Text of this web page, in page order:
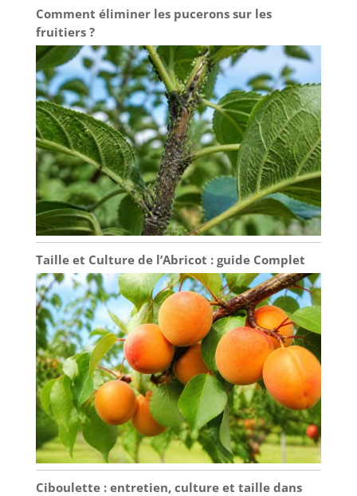
Comment éliminer les pucerons sur les
fruitiers ?
Taille et Culture de l’Abricot : guide Complet
Ciboulette : entretien, culture et taille dans